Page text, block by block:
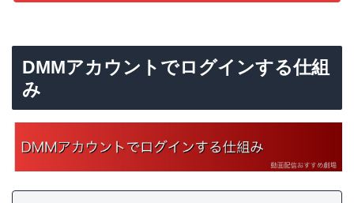
DMMアカウントでログインする仕組
み